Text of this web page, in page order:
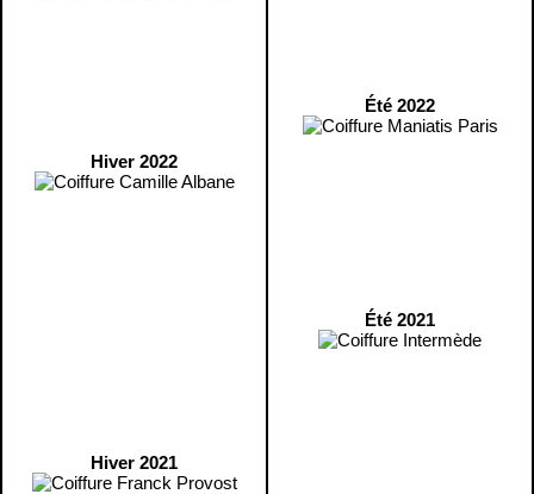
Hiver 2022
Hiver 2021
Été 2022
Été 2021